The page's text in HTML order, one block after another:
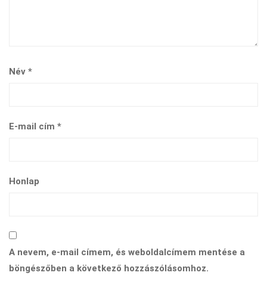
Név *
E-mail cím *
Honlap
A nevem, e-mail címem, és weboldalcímem mentése a
böngészőben a következő hozzászólásomhoz.